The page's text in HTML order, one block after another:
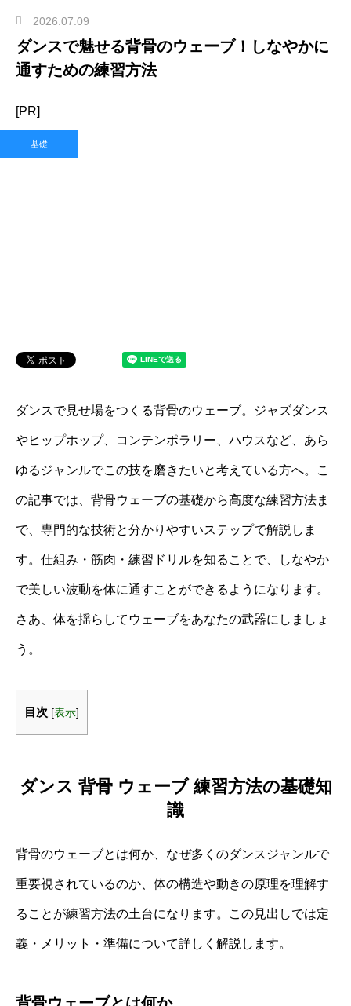
2026.07.09
ダンスで魅せる背骨のウェーブ！しなやかに
通すための練習方法
[PR]
基礎
ダンスで見せ場をつくる背骨のウェーブ。ジャズダンス
やヒップホップ、コンテンポラリー、ハウスなど、あら
ゆるジャンルでこの技を磨きたいと考えている方へ。こ
の記事では、背骨ウェーブの基礎から高度な練習方法ま
で、専門的な技術と分かりやすいステップで解説しま
す。仕組み・筋肉・練習ドリルを知ることで、しなやか
で美しい波動を体に通すことができるようになります。
さあ、体を揺らしてウェーブをあなたの武器にしましょ
う。
目次 [表示]
ダンス 背骨 ウェーブ 練習方法の基礎知
識
背骨のウェーブとは何か、なぜ多くのダンスジャンルで
重要視されているのか、体の構造や動きの原理を理解す
ることが練習方法の土台になります。この見出しでは定
義・メリット・準備について詳しく解説します。
背骨ウェーブとは何か